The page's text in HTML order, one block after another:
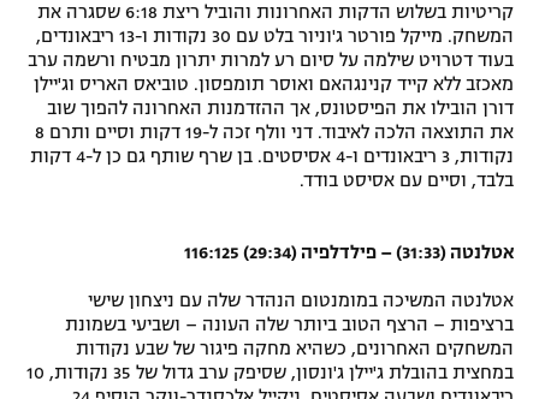
קריטיות בשלוש הדקות האחרונות והוביל ריצת 6:18 שסגרה את
המשחק. מייקל פורטר ג'וניור בלט עם 30 נקודות ו-13 ריבאונדים,
בעוד דטרויט שילמה על סיום רע למרות יתרון מבטיח ורשמה ערב
מאכזב ללא קייד קנינגהאם ואוסר תומפסון. טוביאס האריס וג'יילן
דורן הובילו את הפיסטונס, אך ההזדמנות האחרונה להפוך שוב
את התוצאה הלכה לאיבוד. דני וולף זכה ל-19 דקות וסיים ותרם 8
נקודות, 3 ריבאונדים ו-4 אסיסטים. בן שרף שותף גם כן ל-4 דקות
בלבד, וסיים עם אסיסט בודד.
אטלנטה (31:33) – פילדלפיה (29:34) 116:125
אטלנטה המשיכה במומנטום הנהדר שלה עם ניצחון שישי
ברציפות – הרצף הטוב ביותר שלה העונה – ושביעי בשמונת
המשחקים האחרונים, כשהיא מחקה פיגור של שבע נקודות
במחצית בהובלת ג'יילן ג'ונסון, שסיפק ערב גדול של 35 נקודות, 10